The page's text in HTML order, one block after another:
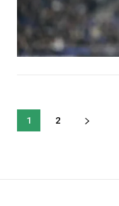
1 2